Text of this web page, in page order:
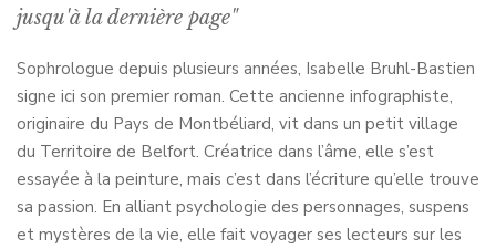
jusqu'à la dernière page"
Sophrologue depuis plusieurs années, Isabelle Bruhl-Bastien
signe ici son premier roman. Cette ancienne infographiste,
originaire du Pays de Montbéliard, vit dans un petit village
du Territoire de Belfort. Créatrice dans l’âme, elle s’est
essayée à la peinture, mais c’est dans l’écriture qu’elle trouve
sa passion. En alliant psychologie des personnages, suspens
et mystères de la vie, elle fait voyager ses lecteurs sur les